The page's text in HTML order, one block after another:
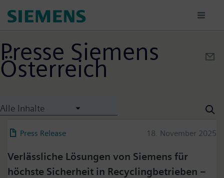
zum
Presse Siemens
Österreich
Alle Inhalte
Press Release 18. November 2025
Verlässliche Lösungen von Siemens für
höchste Sicherheit in Recyclingbetrieben –